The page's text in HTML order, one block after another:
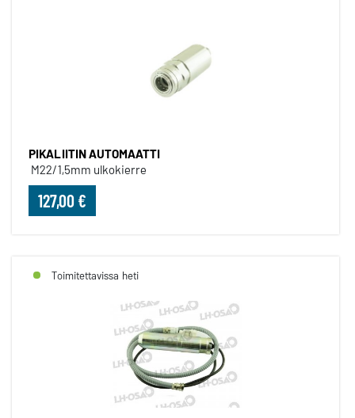
PIKALIITIN AUTOMAATTI
M22/1,5mm ulkokierre
127,00 €
Toimitettavissa heti